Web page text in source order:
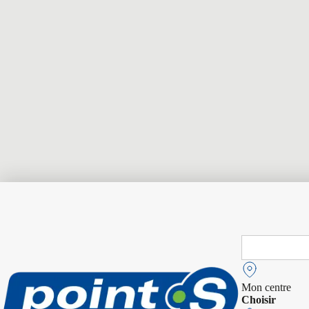
Search
Mon centre
Choisir